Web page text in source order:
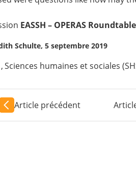
EASSH – OPERAS
Schulte, 5 septembre 2019
,Sciences humaines et sociales
Article précédent